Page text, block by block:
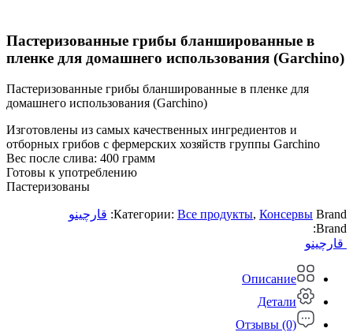
Пастеризованные грибы бланшированные в
пленке для домашнего использования (Garchino)
Пастеризованные грибы бланшированные в пленке для
домашнего использования (Garchino)
Изготовлены из самых качественных ингредиентов и
отборных грибов с фермерских хозяйств группы Garchino
Вес после слива: 400 грамм
Готовы к употреблению
Пастеризованы
Категории: Все продукты, ‍Консервы Brand:
قارچینو
Brand:
قارچینو
Описание
Детали
Отзывы (0)